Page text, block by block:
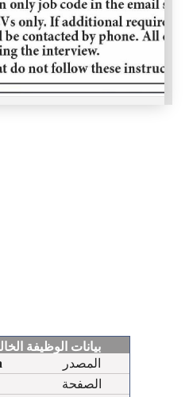
بيانات الوظيفة الخالية 15/
المصدر
الصفحة